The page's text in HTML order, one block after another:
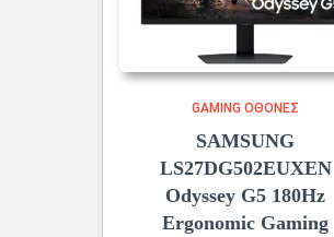
GAMING ΟΘΌΝΕΣ
SAMSUNG
LS27DG502EUXEN
Odyssey G5 180Hz
Ergonomic Gaming